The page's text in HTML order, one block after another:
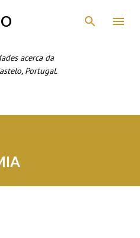
principal
acerca da
Portugal.